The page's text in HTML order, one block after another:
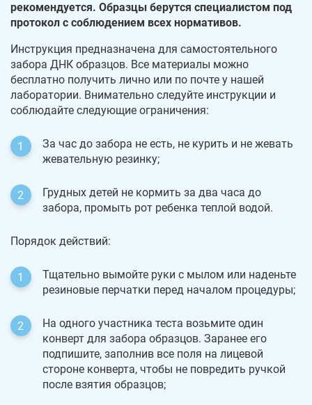
рекомендуется. Образцы берутся специалистом под
протокол с соблюдением всех нормативов.
Инструкция предназначена для самостоятельного
забора ДНК образцов. Все материалы можно
бесплатно получить лично или по почте у нашей
лаборатории. Внимательно следуйте инструкции и
соблюдайте следующие ограничения:
За час до забора не есть, не курить и не жевать
жевательную резинку;
Грудных детей не кормить за два часа до
забора, промыть рот ребенка теплой водой.
Порядок действий:
Тщательно вымойте руки с мылом или наденьте
резиновые перчатки перед началом процедуры;
На одного участника теста возьмите один
конверт для забора образцов. Заранее его
подпишите, заполнив все поля на лицевой
стороне конверта, чтобы не повредить ручкой
после взятия образцов;